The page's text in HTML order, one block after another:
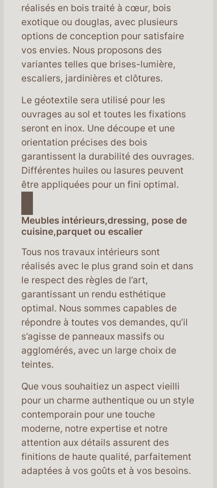
réalisés en bois traité à cœur, bois
exotique ou douglas, avec plusieurs
options de conception pour satisfaire
vos envies. Nous proposons des
variantes telles que brises-lumière,
escaliers, jardinières et clôtures.
Le géotextile sera utilisé pour les
ouvrages au sol et toutes les fixations
seront en inox. Une découpe et une
orientation précises des bois
garantissent la durabilité des ouvrages.
Différentes huiles ou lasures peuvent
être appliquées pour un fini optimal.
Meubles intérieurs,dressing, pose de
cuisine,parquet ou escalier
Tous nos travaux intérieurs sont
réalisés avec le plus grand soin et dans
le respect des règles de l’art,
garantissant un rendu esthétique
optimal. Nous sommes capables de
répondre à toutes vos demandes, qu’il
s’agisse de panneaux massifs ou
agglomérés, avec un large choix de
teintes.
Que vous souhaitiez un aspect vieilli
pour un charme authentique ou un style
contemporain pour une touche
moderne, notre expertise et notre
attention aux détails assurent des
finitions de haute qualité, parfaitement
adaptées à vos goûts et à vos besoins.